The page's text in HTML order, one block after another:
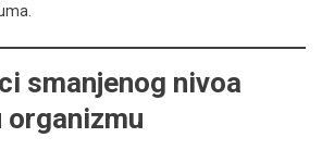
smanjenog nivoa
organizmu